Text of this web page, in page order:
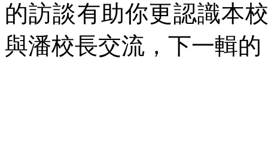
的訪談有助你更認識本
與潘校長交流，下一輯